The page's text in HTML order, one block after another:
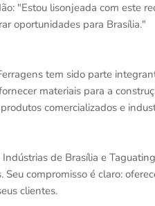
"Estou lisonjeada com este
oportunidades para Brasília."
tem sido parte
materiais para a
comercializados e
de Brasília e
Seu compromisso é claro:
clientes.